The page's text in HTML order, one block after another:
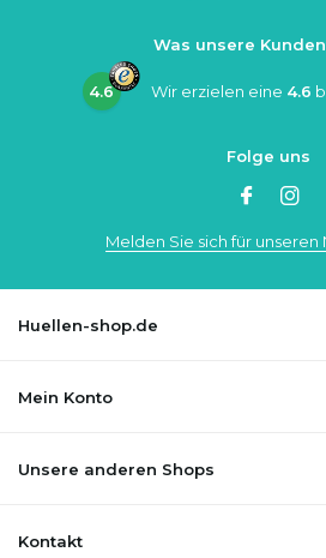
Was unsere
4.6 Wir erzielen eine 4.6
Folge uns
Melden Sie sich für unseren
Huellen-shop.de
Mein Konto
Unsere anderen Shops
Kontakt